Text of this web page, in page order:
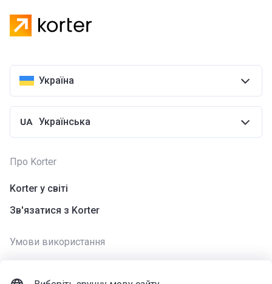
Україна
Українська
Про Korter
Korter у світі
Зв'язатися з Korter
Умови використання